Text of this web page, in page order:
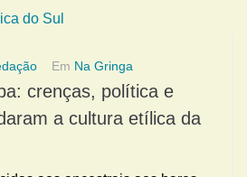
Em Na Gringa
crenças, política e
a cultura etílica da